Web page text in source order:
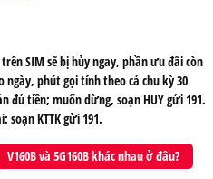
SIM sẽ bị hủy ngay, phần ưu đãi còn
phút gọi tính theo cả chu kỳ 30
đủ tiền; muốn dừng, soạnHUYgửi191.
soạnKTTKgửi191.
V160B và 5G160B khác nhau ở đâu?